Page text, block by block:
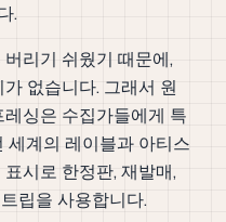
.
리기 쉬웠기 때문에,
없습니다. 그래서 원
싱은 수집가들에게 특
세계의 레이블과 아티스
시로 한정판, 재발매,
립을 사용합니다.